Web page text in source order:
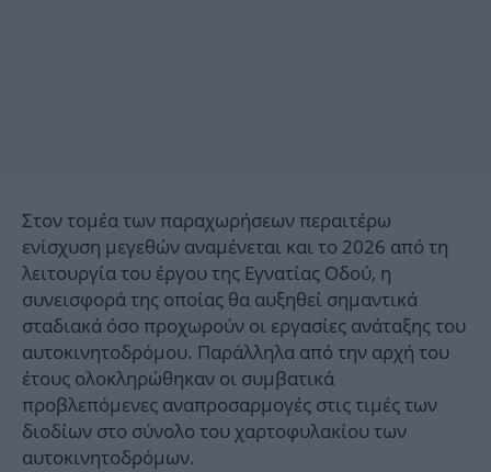
Στον τομέα των παραχωρήσεων περαιτέρω
ενίσχυση μεγεθών αναμένεται και το 2026 από τη
λειτουργία του έργου της Εγνατίας Οδού, η
συνεισφορά της οποίας θα αυξηθεί σημαντικά
σταδιακά όσο προχωρούν οι εργασίες ανάταξης του
αυτοκινητοδρόμου. Παράλληλα από την αρχή του
έτους ολοκληρώθηκαν οι συμβατικά
προβλεπόμενες αναπροσαρμογές στις τιμές των
διοδίων στο σύνολο του χαρτοφυλακίου των
αυτοκινητοδρόμων.